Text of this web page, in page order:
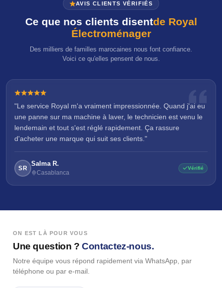
AVIS CLIENTS VÉRIFIÉS
Ce que nos clients disentde Royal
Électroménager
Des milliers de familles marocaines nous font confiance.
Voici ce qu'elles pensent de nous.
"Le service Royal m'a vraiment impressionnée. Quand j'ai eu
une panne sur ma machine à laver, le technicien est venu le
lendemain et tout s'est réglé rapidement. Ça rassure
d'acheter une marque qui suit ses clients."
SR
Salma R.
Casablanca
Vérifié
ON EST LÀ POUR VOUS
Une question ?Contactez-nous.
Notre équipe vous répond rapidement via WhatsApp, par
téléphone ou par e-mail.